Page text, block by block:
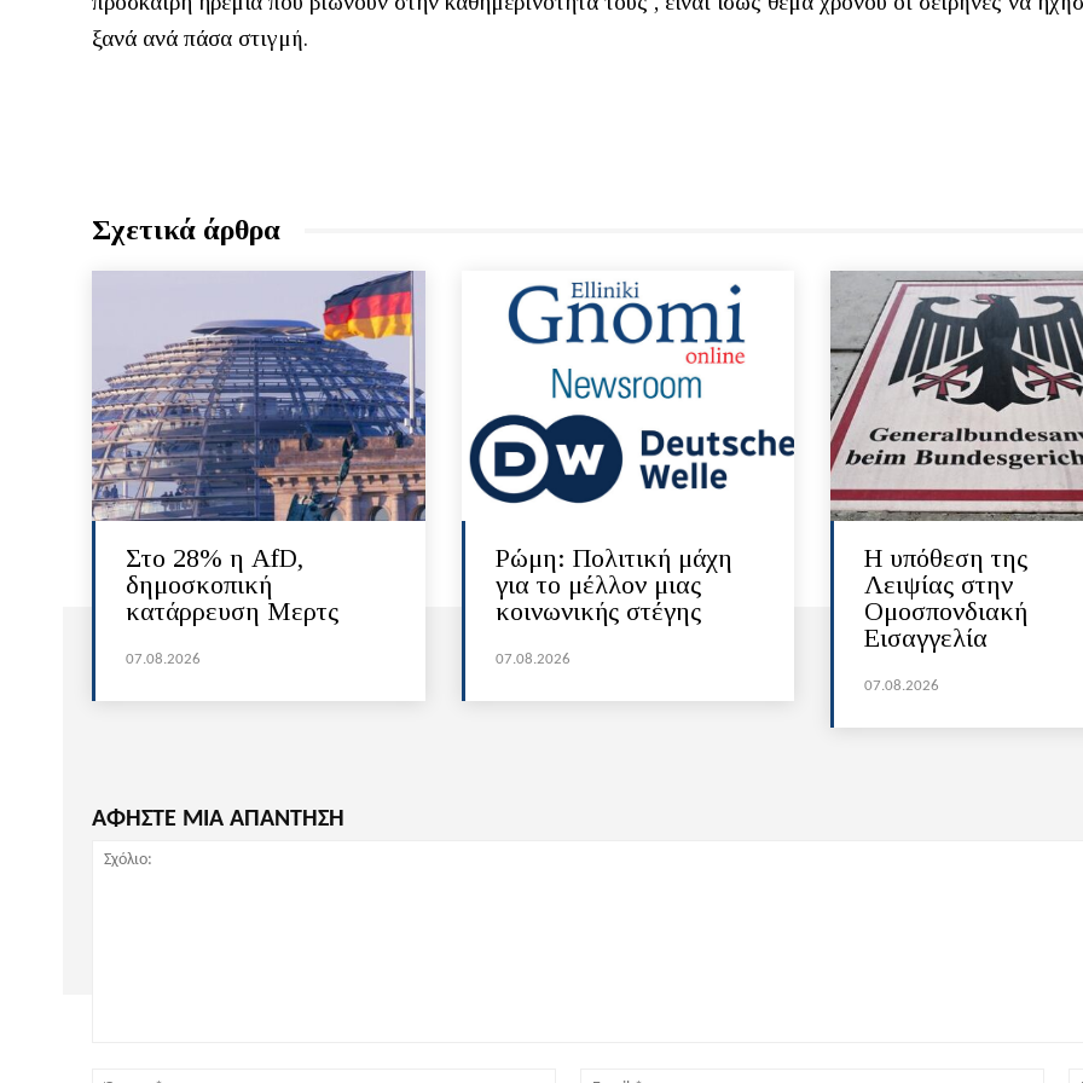
ξανά ανά πάσα στιγμή.
Σχετικά άρθρα
Στο 28% η AfD,
δημοσκοπική
κατάρρευση Μερτς
07.08.2026
Ρώμη: Πολιτική μάχη
για το μέλλον μιας
κοινωνικής στέγης
07.08.2026
Η υπόθεση της
Λειψίας στην
Ομοσπονδιακή
Εισαγγελία
07.08.2026
ΑΦΗΣΤΕ ΜΙΑ ΑΠΑΝΤΗΣΗ